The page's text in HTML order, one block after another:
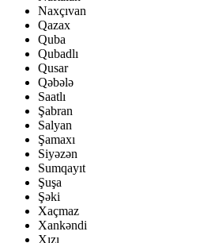
Naxçıvan
Qazax
Quba
Qubadlı
Qusar
Qəbələ
Saatlı
Şabran
Salyan
Şamaxı
Siyəzən
Sumqayıt
Şuşa
Şəki
Xaçmaz
Xankəndi
Xızı